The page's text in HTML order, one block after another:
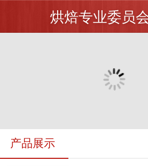
烘焙专业委员
产品展示